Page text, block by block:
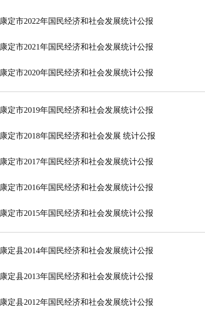
康定市2022年国民经济和社会发展统计公报
康定市2021年国民经济和社会发展统计公报
康定市2020年国民经济和社会发展统计公报
康定市2019年国民经济和社会发展统计公报
康定市2018年国民经济和社会发展 统计公报
康定市2017年国民经济和社会发展统计公报
康定市2016年国民经济和社会发展统计公报
康定市2015年国民经济和社会发展统计公报
康定县2014年国民经济和社会发展统计公报
康定县2013年国民经济和社会发展统计公报
康定县2012年国民经济和社会发展统计公报